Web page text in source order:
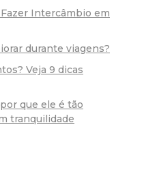
Intercâmbio em
durante viagens?
Veja 9 dicas
que ele é tão
tranquilidade